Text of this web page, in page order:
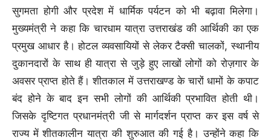
सुगमता होगी और प्रदेश में धार्मिक पर्यटन को भी बढ़ावा मिलेगा।
मुख्यमंत्री ने कहा कि चारधाम यात्रा उत्तराखंड की आर्थिकी का एक
प्रमुख आधार है। होटल व्यवसायियों से लेकर टैक्सी चालकों, स्थानीय
दुकानदारों के साथ ही यात्रा से जुड़े हुए लाखों लोगों को रोज़गार के
अवसर प्राप्त होते हैं। शीतकाल में उत्तराखण्ड के चारों धामों के कपाट
बंद होने के बाद इन सभी लोगों की आर्थिकी प्रभावित होती थी।
जिसके दृष्टिगत प्रधानमंत्री जी से मार्गदर्शन प्राप्त कर इस वर्ष से
राज्य में शीतकालीन यात्रा की शुरुआत की गई है। उन्होंने कहा कि